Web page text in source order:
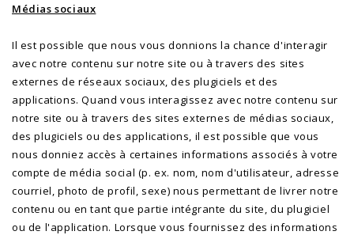
Médias sociaux
Il est possible que nous vous donnions la chance d'interagir
avec notre contenu sur notre site ou à travers des sites
externes de réseaux sociaux, des plugiciels et des
applications. Quand vous interagissez avec notre contenu sur
notre site ou à travers des sites externes de médias sociaux,
des plugiciels ou des applications, il est possible que vous
nous donniez accès à certaines informations associés à votre
compte de média social (p. ex. nom, nom d'utilisateur, adresse
courriel, photo de profil, sexe) nous permettant de livrer notre
contenu ou en tant que partie intégrante du site, du plugiciel
ou de l'application. Lorsque vous fournissez des informations